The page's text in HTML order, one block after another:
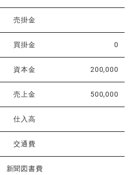
売掛金
買掛金 0
資本金 200,000
売上金 500,000
仕入高
交通費
新聞図書費